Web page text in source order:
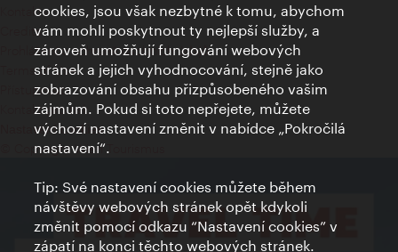
Kontakty
Credits
Prohlášení o ochraně osobních údajů
Terms of Use
Přístupnost
Kontakt pro tisk
Nastavení cookies
© Copyright Wien Tourismus
cookies, jsou však nezbytné k tomu, abychom
vám mohli poskytnout ty nejlepší služby, a
zároveň umožňují fungování webových
stránek a jejich vyhodnocování, stejně jako
zobrazování obsahu přizpůsobeného vašim
zájmům. Pokud si toto nepřejete, můžete
výchozí nastavení změnit v nabídce „Pokročilá
nastavení“.
Tip: Své nastavení cookies můžete během
návštěvy webových stránek opět kdykoli
změnit pomocí odkazu “Nastavení cookies” v
zápatí na konci těchto webových stránek.